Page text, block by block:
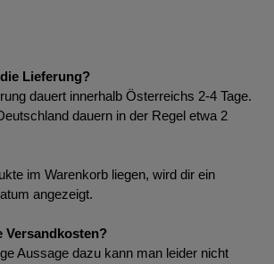
Lieferung?
dauert innerhalb Österreichs 2-4 Tage.
dauern in der Regel etwa 2
im Warenkorb liegen, wird dir ein
angezeigt.
Versandkosten?
Aussage dazu kann man leider nicht